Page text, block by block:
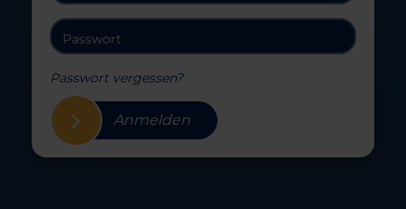
Passwort vergessen?
Anmelden